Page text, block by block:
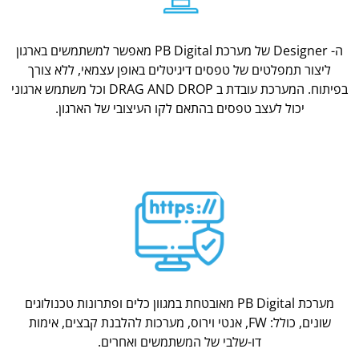
ה- Designer של מערכת PB Digital מאפשר למשתמשים בארגון
ליצור תמפלטים של טפסים דיגיטלים באופן עצמאי, ללא צורך
בפיתוח. המערכת עובדת ב DRAG AND DROP וכל משתמש ארגוני
יכול לעצב טפסים בהתאם לקו העיצובי של הארגון.
מערכת PB Digital מאובטחת במגוון כלים ופתרונות טכנולוגים
שונים, כולל: FW, אנטי וירוס, מערכות להלבנת קבצים, אימות
דו-שלבי של המשתמשים ואחרים.